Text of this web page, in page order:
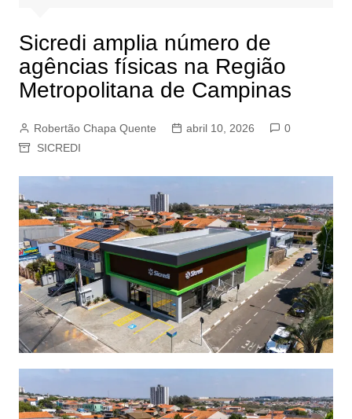
Sicredi amplia número de
agências físicas na Região
Metropolitana de Campinas
Robertão Chapa Quente abril 10, 2026
0
SICREDI